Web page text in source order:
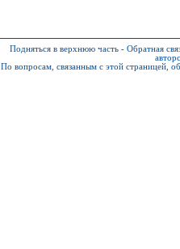
Подняться в верхнюю часть - Обратная
По вопросам, связанным с этой страницей,